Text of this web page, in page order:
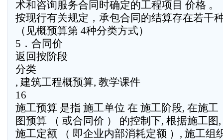
术和咨询服务合同时确定的工程项目 价格 。
按现行有关规定，承包合同的结算存在若干
（见概预算第 4种分类方式）
5．合同价
返回按阶段
分类
, 建筑工程概预算, 教学课件
16
施工预算 是指 施工单位 在 施工阶段, 在施工
图预算 （ 或合同价 ） 的控制下, 根据施工图,
施工定额 （ 即企业内部消耗定额 ）, 施工组